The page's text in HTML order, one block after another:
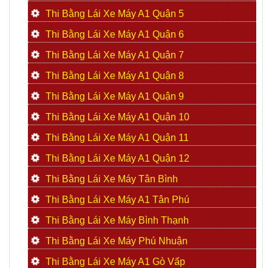
Thi Bằng Lái Xe Máy A1 Quận 5
Thi Bằng Lái Xe Máy A1 Quận 6
Thi Bằng Lái Xe Máy A1 Quận 7
Thi Bằng Lái Xe Máy A1 Quận 8
Thi Bằng Lái Xe Máy A1 Quận 9
Thi Bằng Lái Xe Máy A1 Quận 10
Thi Bằng Lái Xe Máy A1 Quận 11
Thi Bằng Lái Xe Máy A1 Quận 12
Thi Bằng Lái Xe Máy Tân Bình
Thi Bằng Lái Xe Máy A1 Tân Phú
Thi Bằng Lái Xe Máy Bình Thạnh
Thi Bằng Lái Xe Máy Phú Nhuận
Thi Bằng Lái Xe Máy A1 Gò Vấp